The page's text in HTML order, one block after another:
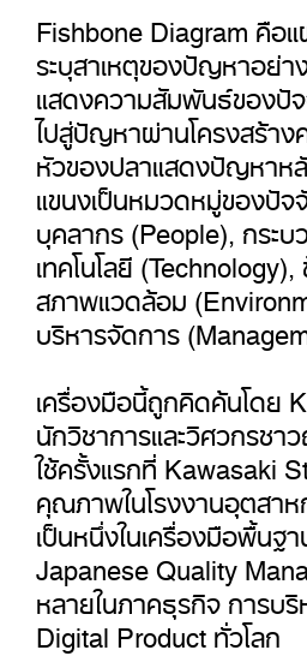
Fishbone Diagram คือ
ระบุสาเหตุของปัญหาอย่า
แสดงความสัมพันธ์ของปั
ไปสู่ปัญหาผ่านโครงสร้าง
หัวของปลาแสดงปัญหาห
แขนงเป็นหมวดหมู่ของปัจ
บุคลากร (People), กระบ
เทคโนโลยี
สภาพแวดล้อม
บริหารจัดการ
เครื่องมือนี้ถูกคิดค้นโดย
นักวิชาการและวิศวกรช
ใช้ครั้งแรกที่ Kawasaki
คุณภาพในโรงงานอุตสา
เป็นหนึ่งในเครื่องมือพื้นฐ
Japanese Quality
หลายในภาคธุรกิจ การบริ
Digital Product ทั่วโลก